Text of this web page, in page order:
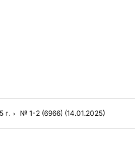
г. № 1-2 (6966) (14.01.2025)